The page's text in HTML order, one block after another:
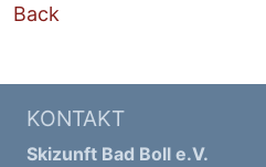
Back
KONTAKT
Skizunft Bad Boll e.V.